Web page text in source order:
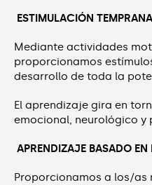
ESTIMULACIÓN TEMPRANA
Mediante actividades
proporcionamos
desarrollo de toda la
El aprendizaje gira en
emocional, neurológico y
APRENDIZAJE BASADO EN
Proporcionamos a los/as